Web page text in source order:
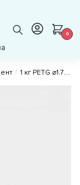
0
/ 1 кг PETG ⌀1.75 мм